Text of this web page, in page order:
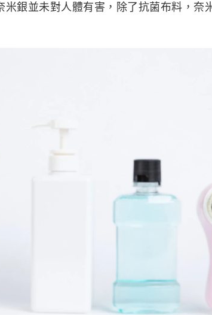
米銀並未對人體有害，除了抗菌布料，奈